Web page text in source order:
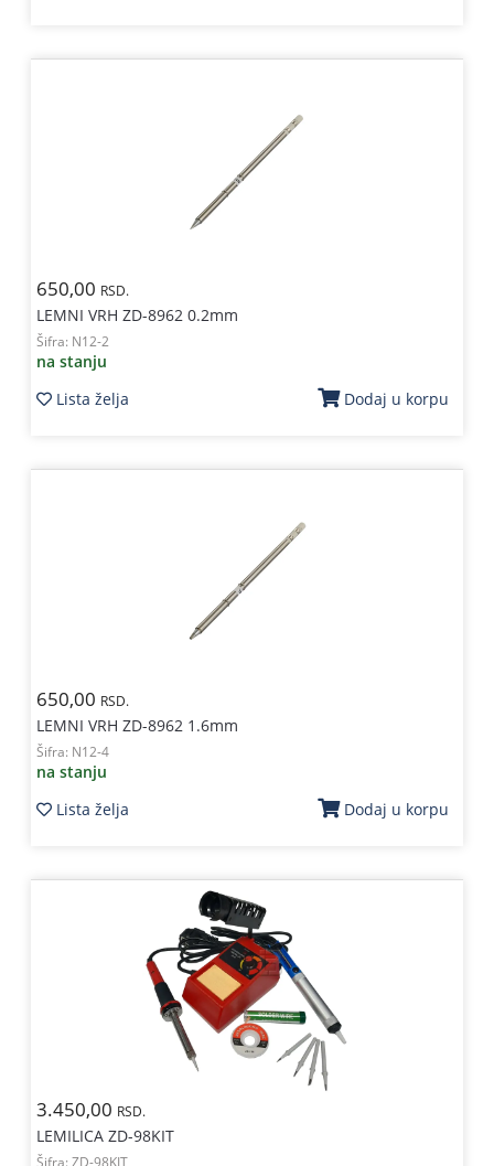
650,00 RSD.
LEMNI VRH ZD-8962 0.2mm
Šifra: N12-2
na stanju
Lista želja
Dodaj u korpu
650,00 RSD.
LEMNI VRH ZD-8962 1.6mm
Šifra: N12-4
na stanju
Lista želja
Dodaj u korpu
3.450,00 RSD.
LEMILICA ZD-98KIT
Šifra: ZD-98KIT